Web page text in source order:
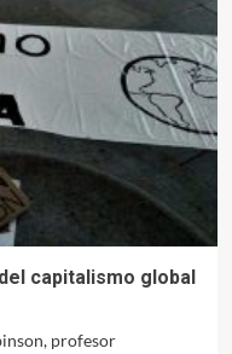
capitalismo global
profesor